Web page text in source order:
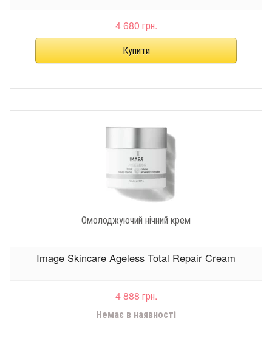
4 680 грн.
Омолоджуючий нічний крем
Image Skincare Ageless Total Repair Cream
4 888 грн.
Немає в наявності